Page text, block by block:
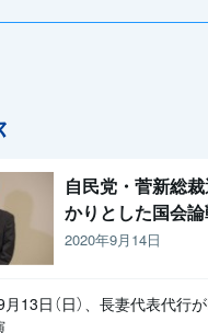
自民党・菅新総
かりとした国会
と枝野代表
2020年9月14日
月13日（日）、長妻代表代行